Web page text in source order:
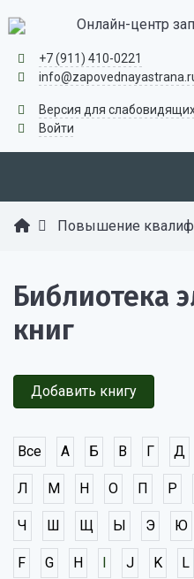
Онлайн-центр
+7 (911) 410-0221
Версия для
Войти
Повышение
Библиотека
книг
Добавить книгу
Все А Б В Г Д
Л М Н О П Р
Ч Ш Щ Ы Э Ю
F G H I J K L